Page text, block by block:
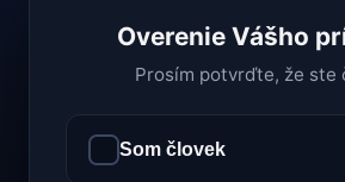
Overenie Vášho
Prosím potvrďte, že ste
Som človek